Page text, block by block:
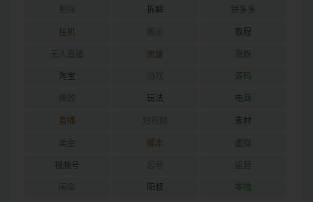
拆解 拼多多
挂机 教程
流量 涨粉
淘宝 源码
玩法 电商
直播 素材
脚本 虚拟
视频号 运营
阳叔 零撸